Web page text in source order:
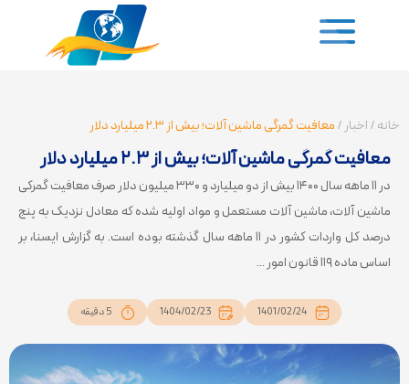
خانه/اخبار/معافیت گمرگی ماشین آلات؛ بیش از ۲.۳ میلیارد دلار
معافیت گمرگی ماشین آلات؛ بیش از ۲.۳ میلیارد دلار
در ۱۱ ماهه سال ۱۴۰۰ بیش از دو میلیارد و ۳۳۰ میلیون دلار صرف معافیت گمرکی
ماشین آلات، ماشین آلات مستعمل و مواد اولیه شده که معادل نزدیک به پنج
درصد کل واردات کشور در ۱۱ ماهه سال گذشته بوده است. به گزارش ایسنا، بر
اساس ماده ۱۱۹ قانون امور ...
1401/02/24
1404/02/23 5 دقیقه